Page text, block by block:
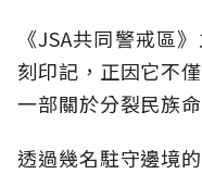
《JSA共同警戒區
刻印記，正因它不
一部關於分裂民族
透過幾名駐守邊境